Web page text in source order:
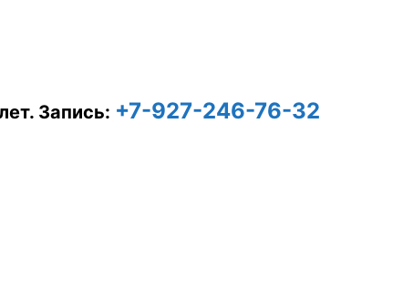
Запись: +7-927-246-76-32